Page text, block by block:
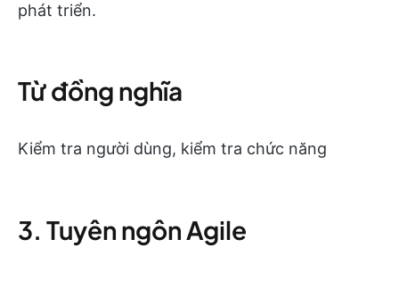
phát triển.
Từ đồng nghĩa
Kiểm tra người dùng, kiểm tra chức năng
3. Tuyên ngôn Agile